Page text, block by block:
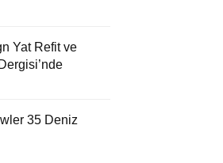
Yat Refit ve
35 Deniz